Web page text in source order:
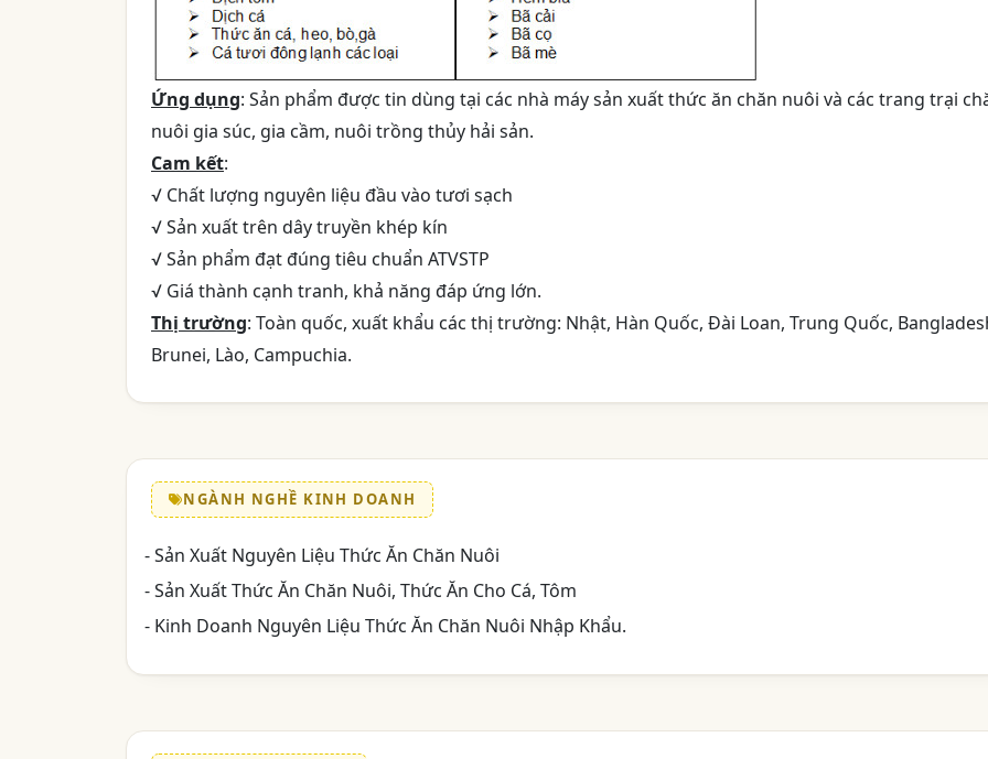
Ứng dụng: Sản phẩm được tin dùng tại các nhà máy sản xuất thức ăn chăn nuôi và các trang trại
nuôi gia súc, gia cầm, nuôi trồng thủy hải sản.
Cam kết:
√ Chất lượng nguyên liệu đầu vào tươi sạch
√ Sản xuất trên dây truyền khép kín
√ Sản phẩm đạt đúng tiêu chuẩn ATVSTP
√ Giá thành cạnh tranh, khả năng đáp ứng lớn.
Thị trường: Toàn quốc, xuất khẩu các thị trường: Nhật, Hàn Quốc, Đài Loan, Trung Quốc,
Brunei, Lào, Campuchia.
NGÀNH NGHỀ KINH DOANH
- Sản Xuất Nguyên Liệu Thức Ăn Chăn Nuôi
- Sản Xuất Thức Ăn Chăn Nuôi, Thức Ăn Cho Cá, Tôm
- Kinh Doanh Nguyên Liệu Thức Ăn Chăn Nuôi Nhập Khẩu.